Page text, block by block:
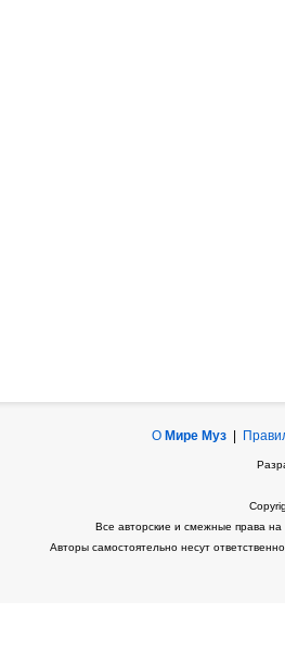
О Мире Муз|
Все авторские и смежные права
Авторы самостоятельно несут